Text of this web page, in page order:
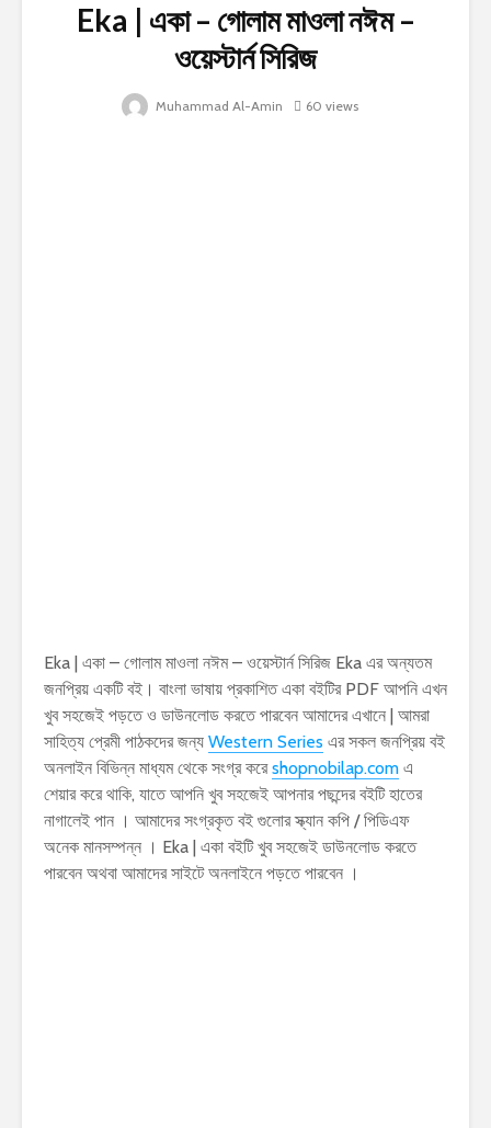
Eka | একা – গোলাম মাওলা নঈম –
ওয়েস্টার্ন সিরিজ
Muhammad Al-Amin 60 views
Eka | একা – গোলাম মাওলা নঈম – ওয়েস্টার্ন সিরিজ Eka এর অন্যতম
জনপ্রিয় একটি বই। বাংলা ভাষায় প্রকাশিত একা বইটির PDF আপনি এখন
খুব সহজেই পড়তে ও ডাউনলোড করতে পারবেন আমাদের এখানে | আমরা
সাহিত্য প্রেমী পাঠকদের জন্য Western Series এর সকল জনপ্রিয় বই
অনলাইন বিভিন্ন মাধ্যম থেকে সংগ্র করেshopnobilap.com এ
শেয়ার করে থাকি, যাতে আপনি খুব সহজেই আপনার পছন্দের বইটি হাতের
নাগালেই পান । আমাদের সংগ্রকৃত বই গুলোর স্ক্যান কপি / পিডিএফ
অনেক মানসম্পন্ন । Eka | একা বইটি খুব সহজেই ডাউনলোড করতে
পারবেন অথবা আমাদের সাইটে অনলাইনে পড়তে পারবেন ।